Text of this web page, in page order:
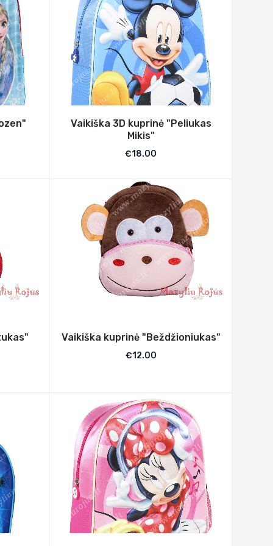
Vaikiška 3D kuprinė "Peliukas
Mikis"
€18.00
Vaikiška kuprinė "Beždžioniukas"
€12.00